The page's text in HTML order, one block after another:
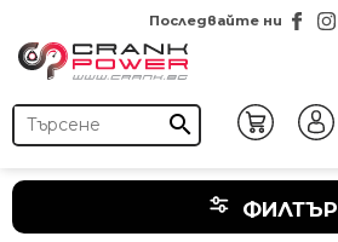
Последвайте ни
search
ФИЛТЪР